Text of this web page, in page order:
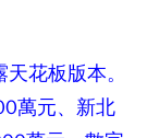
花板版本。
萬元、新北